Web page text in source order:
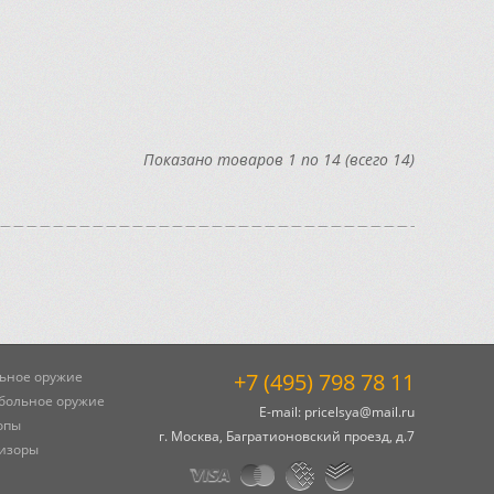
Показано товаров 1 по 14 (всего 14)
оружие
оружие
+7 (495) 798 78 11
E-mail: pricelsya@mail.ru
г. Москва, Багратионовский проезд, д.7